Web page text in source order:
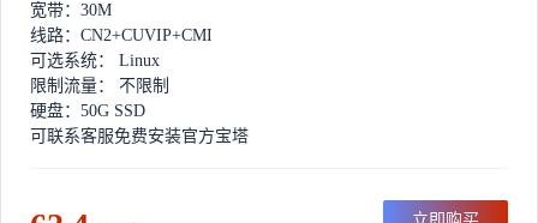
宽带：30M
线路：CN2+CUVIP+CMI
可选系统： Linux
限制流量： 不限制
硬盘：50G SSD
可联系客服免费安装官方宝塔